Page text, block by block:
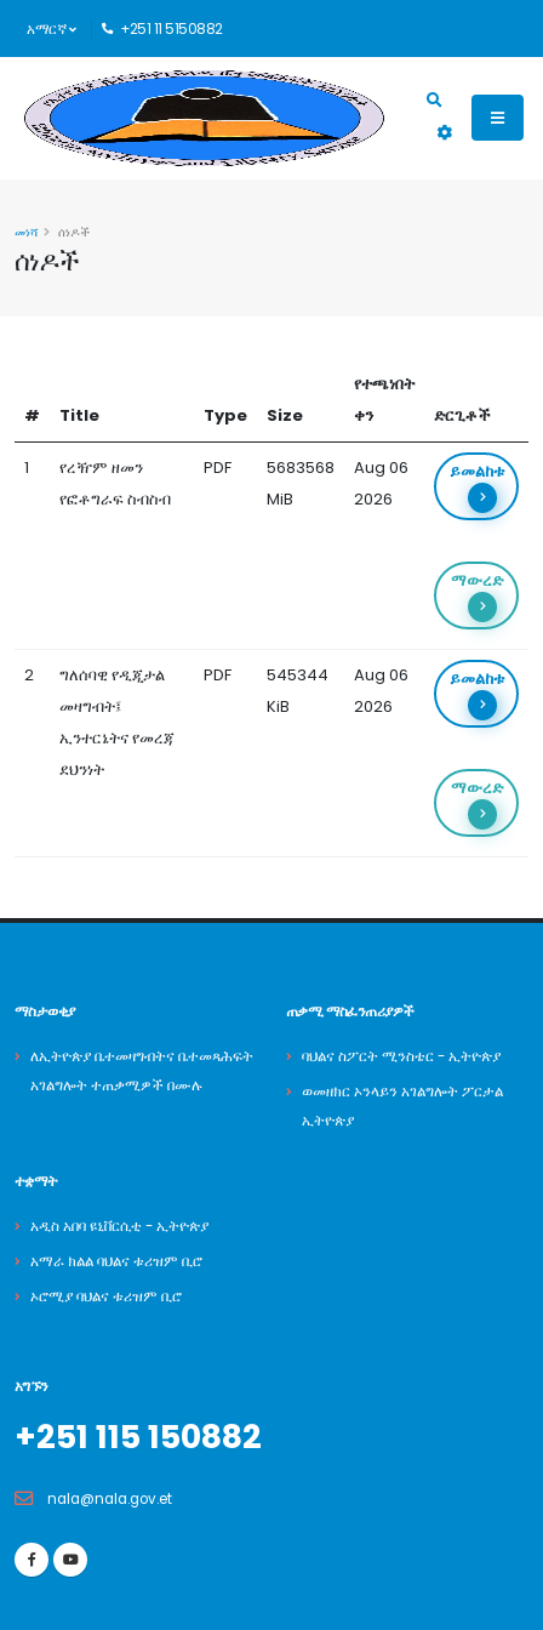
አማርኛ +251 11 5150882
ሰነዶች
መነሻ ሰነዶች
# Title Type Size
የተጫነበት
ቀን
ድርጊቶች
1
የረዥም ዘመን
የፎቶግራፍ ስብስብ
PDF
5683568
MiB
Aug 06
2026
ይመልከቱ
ማውረድ
2
ግለሰባዊ የዲጂታል
መዛግብት፤
ኢንተርኔትና የመረጃ
ደህንነት
PDF
545344
KiB
Aug 06
2026
ይመልከቱ
ማውረድ
ማስታወቂያ
ለኢትዮጵያ ቤተመዛግብትና ቤተመጻሕፍት
አገልግሎት ተጠቃሚዎች በሙሉ
ጠቃሚ ማስፈንጠሪያዎች
ባህልና ስፖርት ሚንስቴር - ኢትዮጵያ
ወመዘክር ኦንላይን አገልግሎት ፖርታል
ኢትዮጵያ
ተቋማት
አዲስ አበባ ዩኒቨርሲቲ - ኢትዮጵያ
አማራ ክልል ባህልና ቱሪዝም ቢሮ
ኦሮሚያ ባህልና ቱሪዝም ቢሮ
አግኙን
+251 115 150882
nala@nala.gov.et